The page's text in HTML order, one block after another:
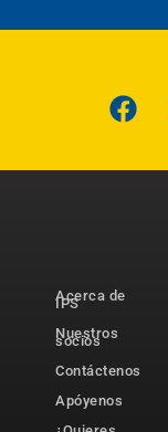
Acerca de
IPS
Nuestros
socios
Contáctenos
Apóyenos